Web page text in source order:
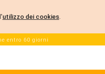
entro 60 giorni
utilizzo dei cookies.